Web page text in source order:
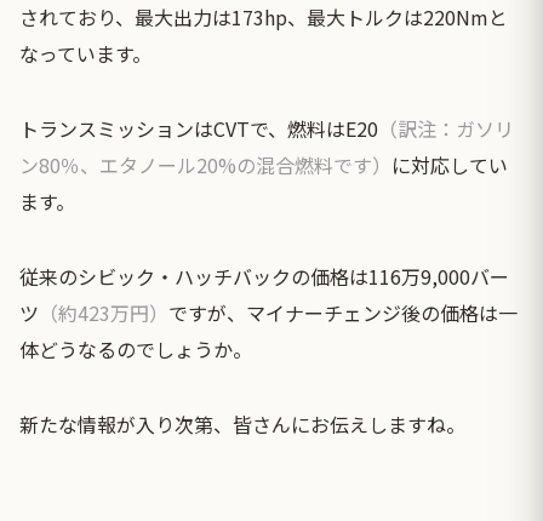
されており、最大出力は173hp、最大トルクは220Nmと
なっています。
トランスミッションはCVTで、燃料はE20 （訳注：ガソリ
ン80％、エタノール20%の混合燃料です） に対応してい
ます。
従来のシビック・ハッチバックの価格は116万9,000バー
ツ （約423万円） ですが、マイナーチェンジ後の価格は一
体どうなるのでしょうか。
新たな情報が入り次第、皆さんにお伝えしますね。